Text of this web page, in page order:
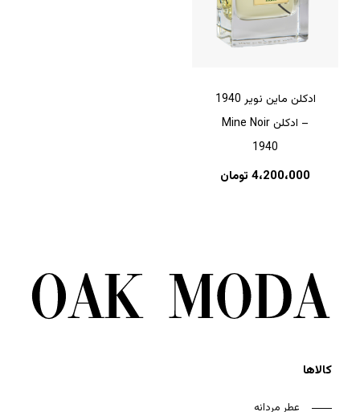
بازگشت به فروشگاه
ادکلن ماین نویر 1940
– ادکلن Mine Noir
1940
4،200،000 تومان
کالاها
عطر مردانه